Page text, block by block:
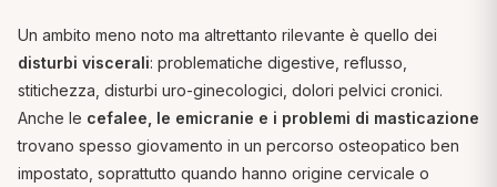
Un ambito meno noto ma altrettanto rilevante è quello dei
disturbi viscerali: problematiche digestive, reflusso,
stitichezza, disturbi uro-ginecologici, dolori pelvici cronici.
Anche le cefalee, le emicranie e i problemi di masticazione
trovano spesso giovamento in un percorso osteopatico ben
impostato, soprattutto quando hanno origine cervicale o